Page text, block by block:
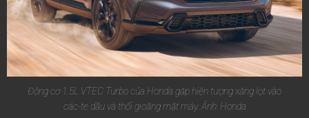
Động cơ 1.5L VTEC Turbo của Honda gặp hiện tượng xăng lọt vào
các-te dầu và thổi gioăng mặt máy. Ảnh: Honda